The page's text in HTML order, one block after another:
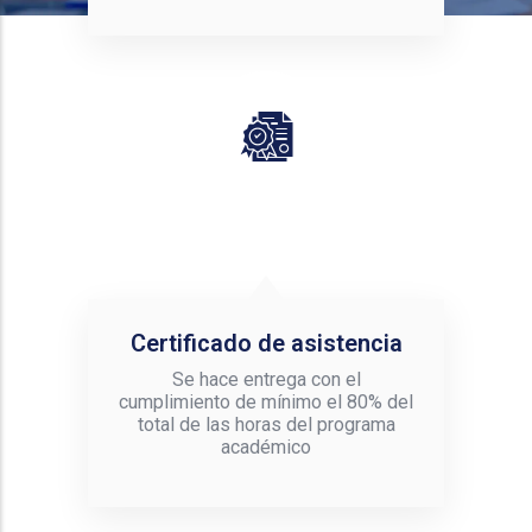
Certificado de asistencia
Se hace entrega con el
cumplimiento de mínimo el 80% del
total de las horas del programa
académico